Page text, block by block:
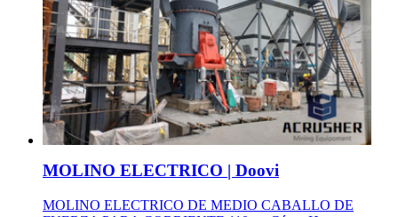
MOLINO ELECTRICO | Doovi
MOLINO ELECTRICO DE MEDIO CABALLO DE